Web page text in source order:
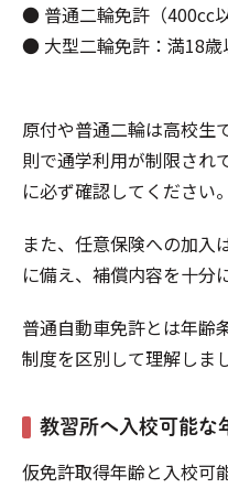
● 普通二輪免許（400cc
● 大型二輪免許：満18歳
原付や普通二輪は高校生
則で通学利用が制限され
に必ず確認してください。
また、任意保険への加入
に備え、補償内容を十分
普通自動車免許とは年齢
制度を区別して理解しま
教習所へ入校可能な
仮免許取得年齢と入校可